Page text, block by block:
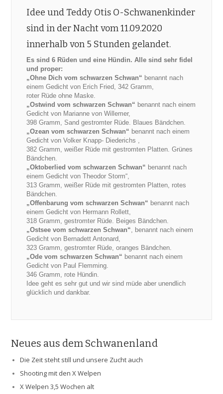
Idee und Teddy Otis O-Schwanenkinder
sind in der Nacht vom 11.09.2020
innerhalb von 5 Stunden gelandet.
Es sind 6 Rüden und eine Hündin. Alle sind sehr fidel
und proper:
„Ohne Dich vom schwarzen Schwan“ benannt nach
einem Gedicht von Erich Fried, 342 Gramm,
roter Rüde ohne Maske.
„Ostwind vom schwarzen Schwan“ benannt nach einem
Gedicht von Marianne von Willemer,
398 Gramm, Sand gestromter Rüde. Blaues Bändchen.
„Ozean vom schwarzen Schwan“ benannt nach einem
Gedicht von Volker Knapp- Diederichs ,
382 Gramm, weißer Rüde mit gestromten Platten. Grünes
Bändchen.
„Oktoberlied vom schwarzen Schwan“ benannt nach
einem Gedicht von Theodor Storm“,
313 Gramm, weißer Rüde mit gestromten Platten, rotes
Bändchen.
„Offenbarung vom schwarzen Schwan“ benannt nach
einem Gedicht von Hermann Rollett,
318 Gramm, gestromter Rüde. Beiges Bändchen.
„Ostsee vom schwarzen Schwan“, benannt nach einem
Gedicht von Bernadett Antonard,
323 Gramm, gestromter Rüde, oranges Bändchen.
„Ode vom schwarzen Schwan“ benannt nach einem
Gedicht von Paul Flemming.
346 Gramm, rote Hündin.
Idee geht es sehr gut und wir sind müde aber unendlich
glücklich und dankbar.
Neues aus dem Schwanenland
Die Zeit steht still und unsere Zucht auch
Shooting mit den X Welpen
X Welpen 3,5 Wochen alt